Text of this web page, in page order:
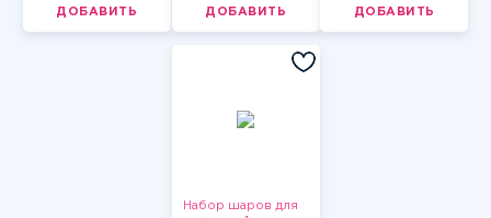
ДОБАВИТЬ ДОБАВИТЬ ДОБАВИТЬ
Набор шаров для